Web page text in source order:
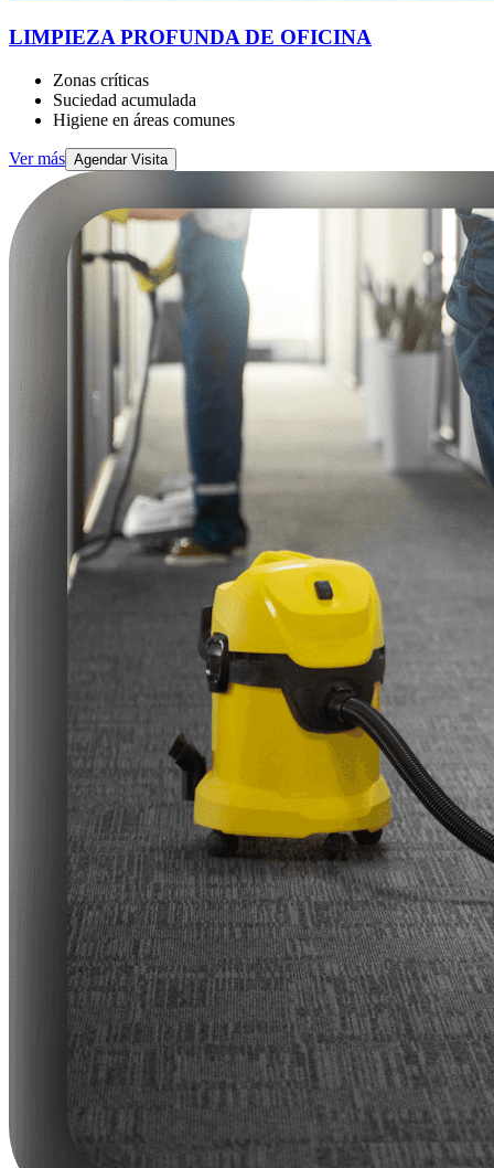
LIMPIEZA PROFUNDA DE OFICINA
Zonas críticas
Suciedad acumulada
Higiene en áreas comunes
Ver más Agendar Visita